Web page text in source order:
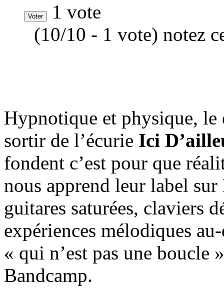
1 vote
(10/10 - 1 vote) notez
Hypnotique et physique,
sortir de l’écurie Ici
fondent c’est pour que
nous apprend leur label
guitares saturées, claviers
expériences mélodiques
« qui n’est pas une boucle
Bandcamp.